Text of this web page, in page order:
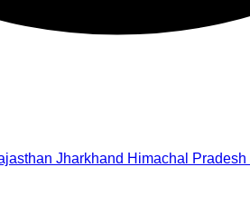
Jharkhand Himachal Pradesh